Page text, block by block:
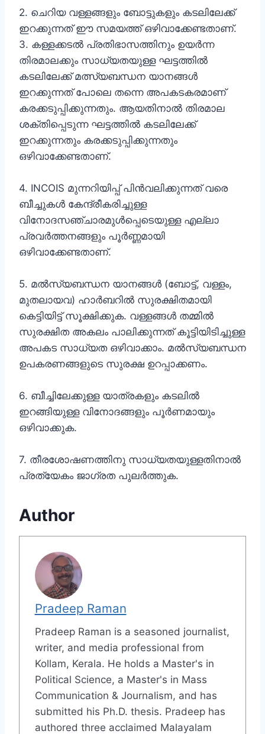
2. ചെറിയ വള്ളങ്ങളും ബോട്ടുകളും കടലിലേക്ക്
ഇറക്കുന്നത് ഈ സമയത്ത് ഒഴിവാക്കേണ്ടതാണ്.
3. കള്ളക്കടൽ പ്രതിഭാസത്തിനും ഉയർന്ന
തിരമാലക്കും സാധ്യതയുള്ള ഘട്ടത്തിൽ
കടലിലേക്ക് മത്സ്യബന്ധന യാനങ്ങൾ
ഇറക്കുന്നത് പോലെ തന്നെ അപകടകരമാണ്
കരക്കടുപ്പിക്കുന്നതും. ആയതിനാൽ തിരമാല
ശക്തിപ്പെടുന്ന ഘട്ടത്തിൽ കടലിലേക്ക്
ഇറക്കുന്നതും കരക്കടുപ്പിക്കുന്നതും
ഒഴിവാക്കേണ്ടതാണ്.
4. INCOIS മുന്നറിയിപ്പ് പിൻവലിക്കുന്നത് വരെ
ബീച്ചുകൾ കേന്ദ്രീകരിച്ചുള്ള
വിനോദസഞ്ചാരമുൾപ്പെടെയുള്ള എല്ലാ
പ്രവർത്തനങ്ങളും പൂർണ്ണമായി
ഒഴിവാക്കേണ്ടതാണ്.
5. മൽസ്യബന്ധന യാനങ്ങൾ (ബോട്ട്, വള്ളം,
മുതലായവ) ഹാർബറിൽ സുരക്ഷിതമായി
കെട്ടിയിട്ട് സൂക്ഷിക്കുക. വള്ളങ്ങൾ തമ്മിൽ
സുരക്ഷിത അകലം പാലിക്കുന്നത് കൂട്ടിയിടിച്ചുള്ള
അപകട സാധ്യത ഒഴിവാക്കാം. മൽസ്യബന്ധന
ഉപകരണങ്ങളുടെ സുരക്ഷ ഉറപ്പാക്കണം.
6. ബീച്ചിലേക്കുള്ള യാത്രകളും കടലിൽ
ഇറങ്ങിയുള്ള വിനോദങ്ങളും പൂർണമായും
ഒഴിവാക്കുക.
7. തീരശോഷണത്തിനു സാധ്യതയുള്ളതിനാൽ
പ്രത്യേകം ജാഗ്രത പുലർത്തുക.
Author
Pradeep Raman
Pradeep Raman is a seasoned journalist,
writer, and media professional from
Kollam, Kerala. He holds a Master's in
Political Science, a Master's in Mass
Communication & Journalism, and has
submitted his Ph.D. thesis. Pradeep has
authored three acclaimed Malayalam